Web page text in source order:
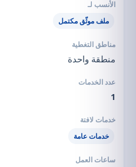
ملف موثّق مكتمل
منطقة واحدة
1
خدمات عامة